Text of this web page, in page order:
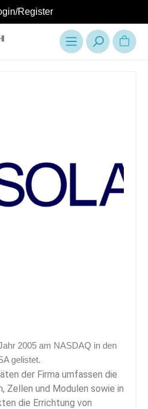
Register
2005 am NASDAQ in den
gelistet.
der Firma umfassen die
Zellen und Modulen sowie in
die Errichtung von